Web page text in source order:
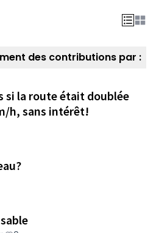
des contributions par :
si la route était doublée
h, sans intérêt!